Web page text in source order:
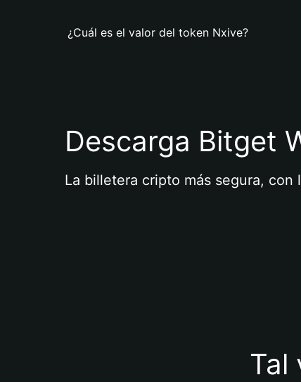
¿Cuál es el valor del token Nxive?
Descarga Bitget
La billetera cripto más segura,
Tal